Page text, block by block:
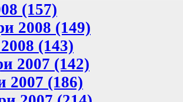
(157)
2008 (149)
(143)
2007 (142)
2007 (186)